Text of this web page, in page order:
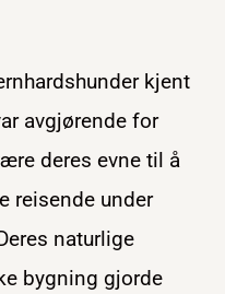
kjent
avgjørende for
deres evne til å
reisende under
naturlige
bygning gjorde